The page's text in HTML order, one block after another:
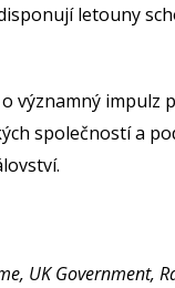
letouny
významný impulz
společností a
UK Government,